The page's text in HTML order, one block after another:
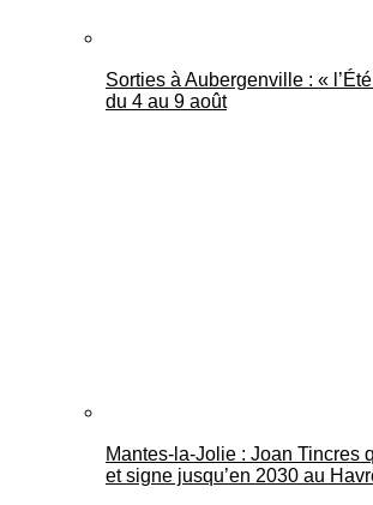
Sorties à Aubergenville : «
du 4 au 9 août
Mantes-la-Jolie : Joan Tincres
et signe jusqu’en 2030 au